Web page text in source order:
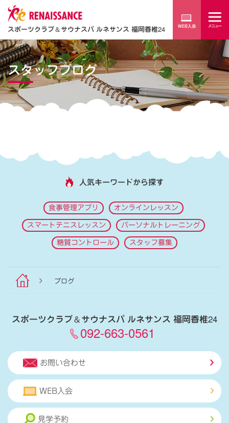
スポーツクラブ＆サウナスパ ルネサンス 福岡香椎24
スタッフブログ
人気キーワードから探す
食事管理アプリ オンラインレッスン
スマートテニスレッスン パーソナルトレーニング
糖質コントロール スタッフ募集
ブログ
スポーツクラブ＆サウナスパ ルネサンス 福岡香椎24
092-663-0561
お問い合わせ
WEB入会
見学予約